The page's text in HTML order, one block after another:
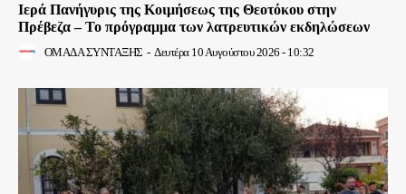
Ιερά Πανήγυρις της Κοιμήσεως της Θεοτόκου στην
Πρέβεζα – Το πρόγραμμα των λατρευτικών εκδηλώσεων
ΟΜΑΔΑ ΣΥΝΤΑΞΗΣ - Δευτέρα 10 Αυγούστου 2026 - 10:32